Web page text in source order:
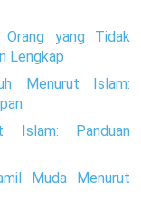
yang Tidak
Lengkap
Menurut Islam:
Islam: Panduan
Muda Menurut